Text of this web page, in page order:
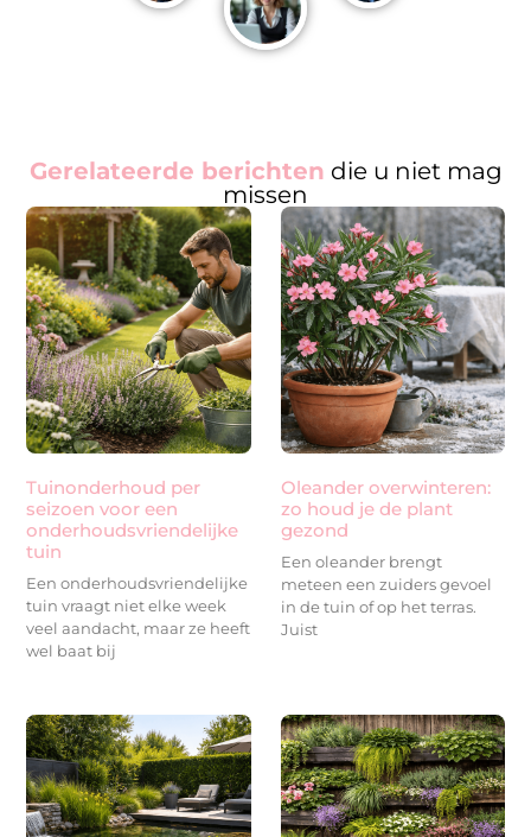
Gerelateerde berichten die u niet mag
missen
Tuinonderhoud per
seizoen voor een
onderhoudsvriendelijke
tuin
Een onderhoudsvriendelijke
tuin vraagt niet elke week
veel aandacht, maar ze heeft
wel baat bij
Oleander overwinteren:
zo houd je de plant
gezond
Een oleander brengt
meteen een zuiders gevoel
in de tuin of op het terras.
Juist